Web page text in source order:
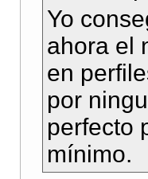
Yo
ahora el
en
por
perfecto
mínimo.